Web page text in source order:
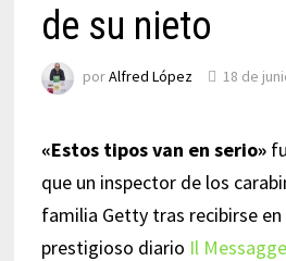
de su nieto
porAlfred López 18 de
«Estos tipos van en serio»
que un inspector de los
familia Getty tras recibirse
prestigioso diario Il